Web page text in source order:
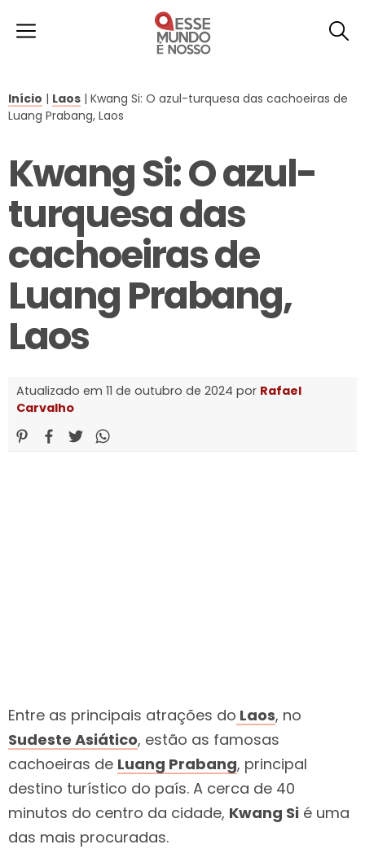
Início | Laos | Kwang Si: O azul-turquesa das cachoeiras de
Luang Prabang, Laos
Kwang Si: O azul-
turquesa das
cachoeiras de
Luang Prabang,
Laos
Atualizado em 11 de outubro de 2024 por Rafael
Carvalho
Entre as principais atrações do Laos, no
Sudeste Asiático, estão as famosas
cachoeiras de Luang Prabang, principal
destino turístico do país. A cerca de 40
minutos do centro da cidade, Kwang Si é uma
das mais procuradas.